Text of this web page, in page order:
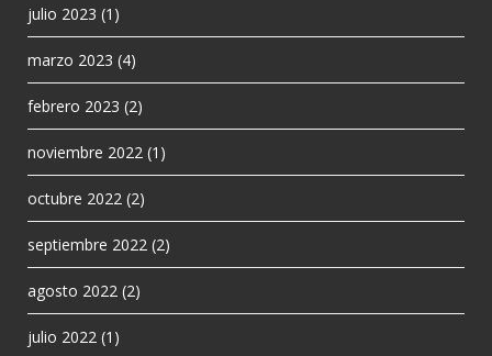
julio 2023 (1)
marzo 2023 (4)
febrero 2023 (2)
noviembre 2022 (1)
octubre 2022 (2)
septiembre 2022 (2)
agosto 2022 (2)
julio 2022 (1)